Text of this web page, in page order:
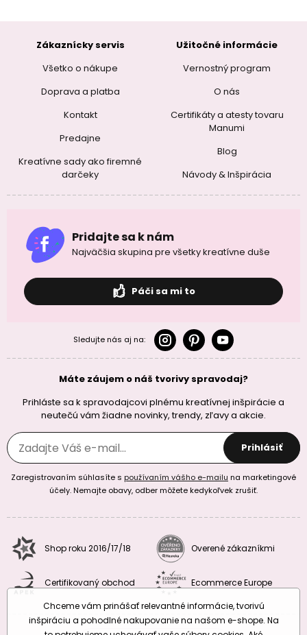
Zákaznícky servis
Všetko o nákupe
Doprava a platba
Kontakt
Predajne
Kreatívne sady ako firemné
darčeky
Užitočné informácie
Vernostný program
O nás
Certifikáty a atesty tovaru
Manumi
Blog
Návody & Inšpirácia
Pridajte sa k nám
Najväčšia skupina pre všetky kreatívne duše
Páči sa mi to
Sledujte nás aj na:
Máte záujem o náš tvorivy spravodaj?
Prihláste sa k spravodajcovi plnému kreatívnej inšpirácie a
neutečú vám žiadne novinky, trendy, zľavy a akcie.
Prihlásiť
Zaregistrovaním súhlasíte s používaním vášho e-mailu na marketingové
účely. Nemajte obavy, odber môžete kedykoľvek zrušiť.
Shop roku 2016/17/18 Overené zákazníkmi
Certifikovaný obchod
Ecommerce Europe
Chceme vám prinášať relevantné informácie, tvorivú
inšpiráciu a pohodlné nakupovanie na našom e-shope. Na